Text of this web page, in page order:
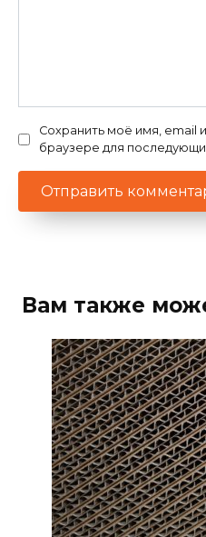
Сохранить моё имя, email
браузере для
Вам также